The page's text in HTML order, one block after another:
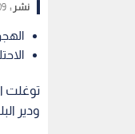
نشر :23
توغلت
ودير